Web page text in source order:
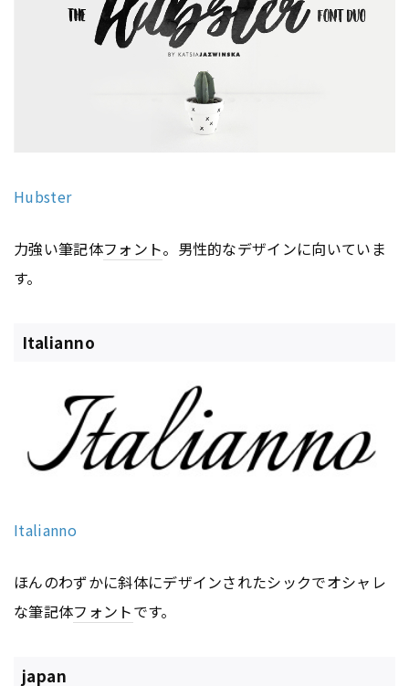
Hubster
力強い筆記体フォント。男性的なデザインに向いていま
す。
Italianno
Italianno
ほんのわずかに斜体にデザインされたシックでオシャレ
な筆記体フォントです。
japan